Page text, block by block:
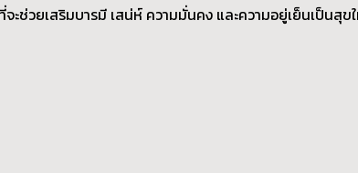
ยเสริมบารมี เสน่ห์ ความมั่นคง และความอยู่เย็นเป็นสุข